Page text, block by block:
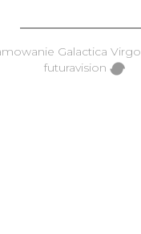
Galactica Virgo
futuravision